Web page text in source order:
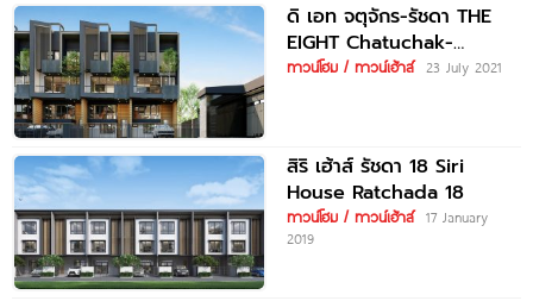
ดิ เอท จตุจักร-รัชดา THE
EIGHT Chatuchak-
Ratchada บ้าน 3.5 ชั้น
ทาวน์โฮม / ทาวน์เฮ้าส์ 23 July 2021
สิริ เฮ้าส์ รัชดา 18 Siri
House Ratchada 18
ทาวน์โฮม / ทาวน์เฮ้าส์ 17 January
2019